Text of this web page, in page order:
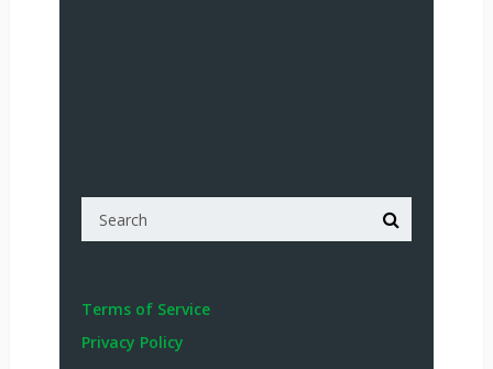
Terms of Service
Privacy Policy